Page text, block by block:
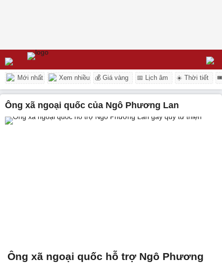
Mới nhất Xem nhiều 💰 Giá vàng 📅 Lịch âm ☀️ Thời tiết
ông xã ngoại quốc của Ngô Phương Lan
Ông xã ngoại quốc hỗ trợ Ngô Phương